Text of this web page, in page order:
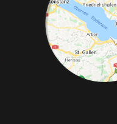
Felgen, Fahrwerke,